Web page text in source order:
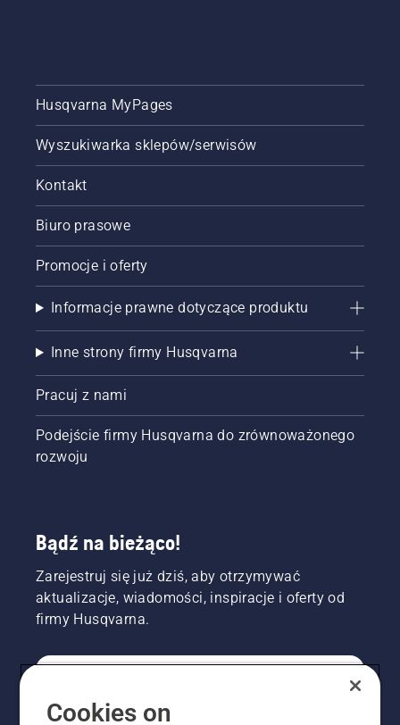
Husqvarna MyPages
Wyszukiwarka sklepów/serwisów
Kontakt
Biuro prasowe
Promocje i oferty
Informacje prawne dotyczące produktu
Inne strony firmy Husqvarna
Pracuj z nami
Podejście firmy Husqvarna do zrównoważonego
rozwoju
Bądź na bieżąco!
Zarejestruj się już dziś, aby otrzymywać
aktualizacje, wiadomości, inspiracje i oferty od
firmy Husqvarna.
Cookies on